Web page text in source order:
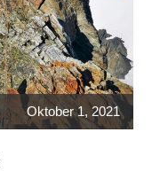
Oktober 1, 2021